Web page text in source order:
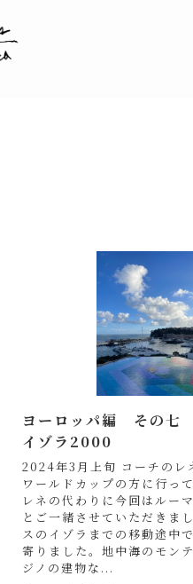
ヨーロッパ編 その七
イゾラ2000
2024年3月上旬 コーチのレ
ワールドカップの方に行っ
レネの代わりに今回はルー
とご一緒させていただきま
スのイゾラまでの移動途中
寄りました。地中海のモン
ジノの建物な...